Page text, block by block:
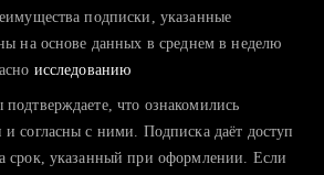
на поиск и вручную поднимаете
себя с конкурентами и оценить шансы
подписки, указанные
на основе данных в среднем в неделю
исследованию
что ознакомились
согласны с ними. Подписка даёт доступ
срок, указанный при оформлении. Если